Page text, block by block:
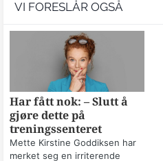
VI FORESLÅR OGSÅ
Har fått nok: – Slutt å
gjøre dette på
treningssenteret
Mette Kirstine Goddiksen har
merket seg en irriterende